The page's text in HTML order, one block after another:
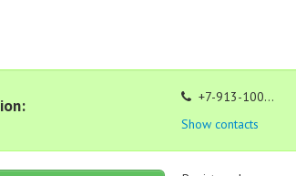
+7-913-100...
Show contacts